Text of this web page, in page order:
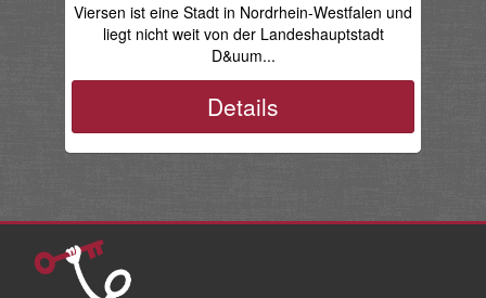
Viersen ist eine Stadt in Nordrhein-Westfalen und
liegt nicht weit von der Landeshauptstadt
D&uum...
Details